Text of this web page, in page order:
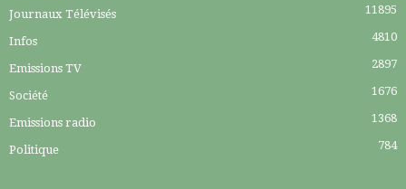
Journaux Télévisés 11895
Infos 4810
Emissions TV 2897
Société 1676
Emissions radio 1368
Politique 784